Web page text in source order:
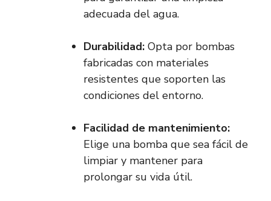
adecuada del agua.
Durabilidad: Opta por bombas
fabricadas con materiales
resistentes que soporten las
condiciones del entorno.
Facilidad de mantenimiento:
Elige una bomba que sea fácil de
limpiar y mantener para
prolongar su vida útil.